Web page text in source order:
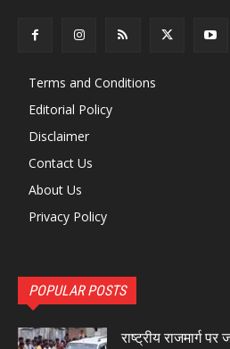
Terms and Conditions
Editorial Policy
Disclaimer
Contact Us
About Us
Privacy Policy
POPULAR POSTS
राष्ट्रीय राजमार्ग